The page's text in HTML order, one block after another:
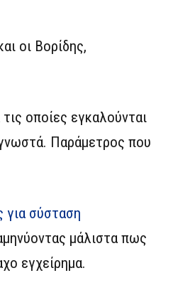
οι Βορίδης,
οποίες εγκαλούνται
γνωστά. Παράμετρος που
για σύσταση
μάλιστα πως
εγχείρημα.